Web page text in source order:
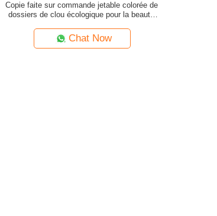
Copie faite sur commande jetable colorée de
dossiers de clou écologique pour la beauté
Chat Now